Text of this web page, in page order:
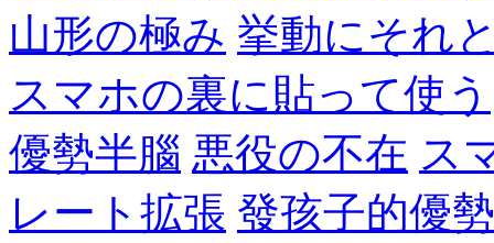
山形の極み 挙動にそれ
スマホの裏に貼って使う
優勢半腦 悪役の不在 ス
レート拡張 發孩子的優